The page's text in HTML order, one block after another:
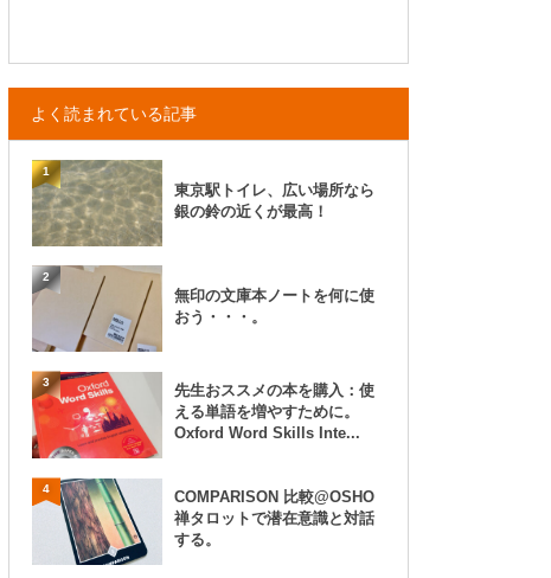
よく読まれている記事
1
東京駅トイレ、広い場所なら
銀の鈴の近くが最高！
2
無印の文庫本ノートを何に使
おう・・・。
3
先生おススメの本を購入：使
える単語を増やすために。
Oxford Word Skills Inte...
4
COMPARISON 比較@OSHO
禅タロットで潜在意識と対話
する。